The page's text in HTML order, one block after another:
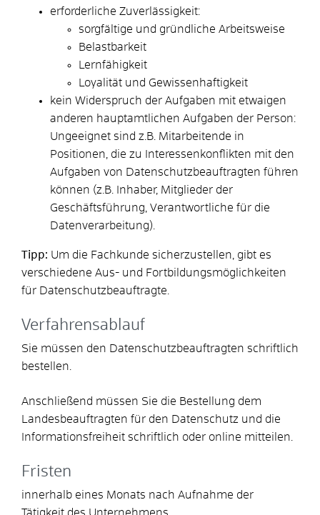
erforderliche Zuverlässigkeit:
sorgfältige und gründliche Arbeitsweise
Belastbarkeit
Lernfähigkeit
Loyalität und Gewissenhaftigkeit
kein Widerspruch der Aufgaben mit etwaigen
anderen hauptamtlichen Aufgaben der Person:
Ungeeignet sind z.B. Mitarbeitende in
Positionen, die zu Interessenkonflikten mit den
Aufgaben von Datenschutzbeauftragten führen
können (z.B. Inhaber, Mitglieder der
Geschäftsführung, Verantwortliche für die
Datenverarbeitung).
Tipp: Um die Fachkunde sicherzustellen, gibt es
verschiedene Aus- und Fortbildungsmöglichkeiten
für Datenschutzbeauftragte.
Verfahrensablauf
Sie müssen den Datenschutzbeauftragten schriftlich
bestellen.
Anschließend müssen Sie die Bestellung dem
Landesbeauftragten für den Datenschutz und die
Informationsfreiheit schriftlich oder online mitteilen.
Fristen
innerhalb eines Monats nach Aufnahme der
Tätigkeit des Unternehmens